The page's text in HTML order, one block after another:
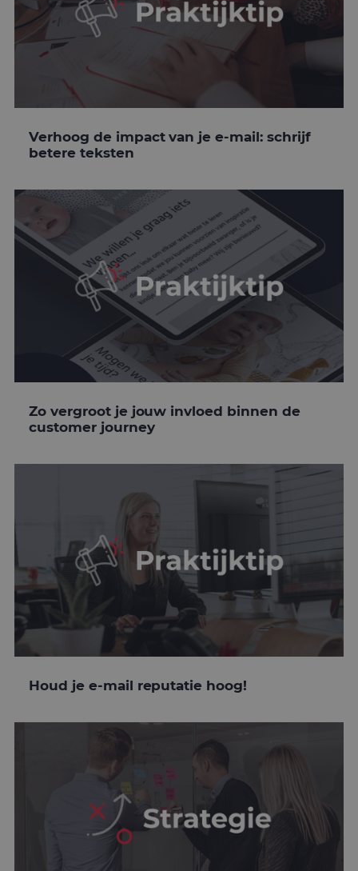
Verhoog de impact van je e-mail: schrijf
betere teksten
Zo vergroot je jouw invloed binnen de
customer journey
Houd je e-mail reputatie hoog!